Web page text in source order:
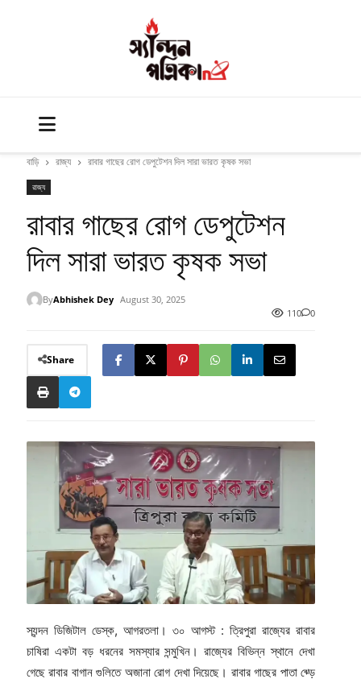
বাড়ি রাজ্য রাবার গাছের রোগ ডেপুটেশন দিল সারা ভারত কৃষক সভা
রাজ্য
রাবার গাছের রোগ ডেপুটেশন
দিল সারা ভারত কৃষক সভা
ByAbhishek Dey August 30, 2025
110
0
Share
স্যন্দন ডিজিটাল ডেস্ক, আগরতলা। ৩০ আগস্ট : ত্রিপুরা রাজ্যের রাবার
চাষিরা একটা বড় ধরনের সমস্যার সন্মুখিন। রাজ্যের বিভিন্ন স্থানে দেখা
গেছে রাবার বাগান গুলিতে অজানা রোগ দেখা দিয়েছে। রাবার গাছের পাতা ঝ্ড়ে